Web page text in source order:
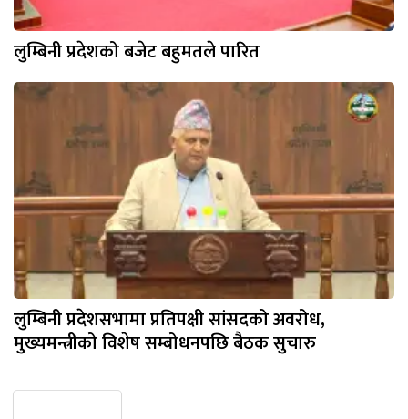
लुम्बिनी प्रदेशको बजेट बहुमतले पारित
लुम्बिनी प्रदेशसभामा प्रतिपक्षी सांसदको अवरोध,
मुख्यमन्त्रीको विशेष सम्बोधनपछि बैठक सुचारु